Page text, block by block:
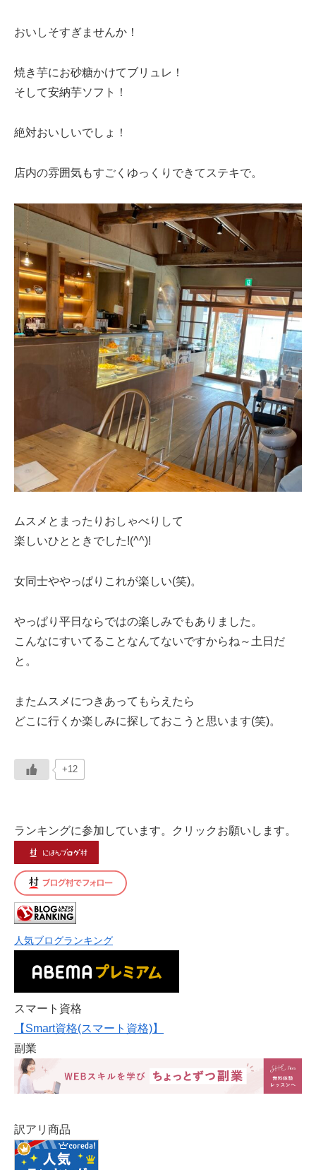
おいしそすぎませんか！
焼き芋にお砂糖かけてブリュレ！
そして安納芋ソフト！
絶対おいしいでしょ！
店内の雰囲気もすごくゆっくりできてステキで。
ムスメとまったりおしゃべりして
楽しいひとときでした!(^^)!
女同士ややっぱりこれが楽しい(笑)。
やっぱり平日ならではの楽しみでもありました。
こんなにすいてることなんてないですからね～土日だ
と。
またムスメにつきあってもらえたら
どこに行くか楽しみに探しておこうと思います(笑)。
+12
ランキングに参加しています。クリックお願いします。
人気ブログランキング
スマート資格
【Smart資格(スマート資格)】
副業
訳アリ商品